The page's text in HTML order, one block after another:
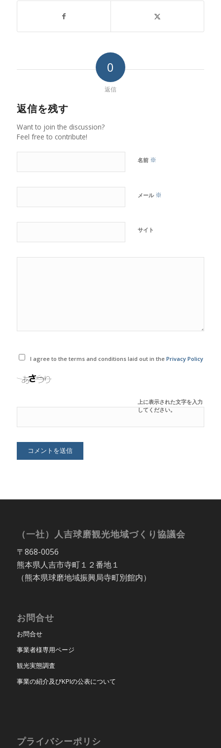
0
返信
返信を残す
Want to join the discussion?
Feel free to contribute!
名前 ※
メール ※
サイト
I agree to the terms and conditions laid out in thePrivacy Policy
上に表示された文字を入力
してください。
（一社）人吉球磨観光地域づくり協議会
〒868-0056
熊本県人吉市寺町１２番地１
（熊本県球磨地域振興局寺町別館内）
お問合せ
お問合せ
事業者様専用ページ
観光実態調査
事業の紹介及びKPIの公表について
プライバシーポリシ